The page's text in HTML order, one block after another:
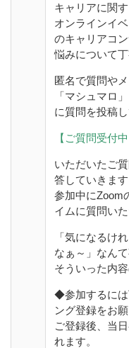
キャリアに関
オンラインイ
のキャリアコ
悩みについて
匿名で質問や
「マシュマロ」
に質問を投稿
【ご質問受付中
いただいたご
答していきます
参加中にZoom
イムに質問い
「気になるけ
なぁ～」なん
そういった内
◆参加するには
ング登録をお
ご登録後、当
れます。